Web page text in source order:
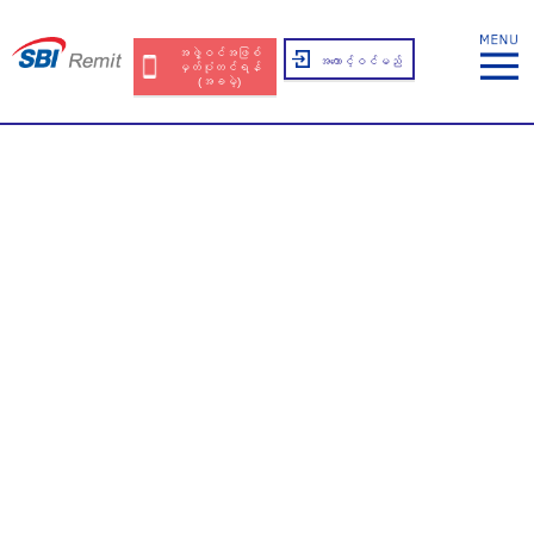
အဖွဲ့ဝင်အဖြစ်
မှတ်ပုံတင်ရန်
(အခမဲ့)
အကောင့်ဝင်မည်